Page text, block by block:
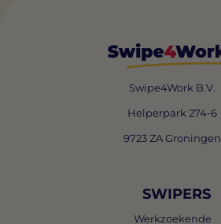
Swipe4Work B.V.
Helperpark 274-6
9723 ZA Groningen
SWIPERS
Werkzoekende